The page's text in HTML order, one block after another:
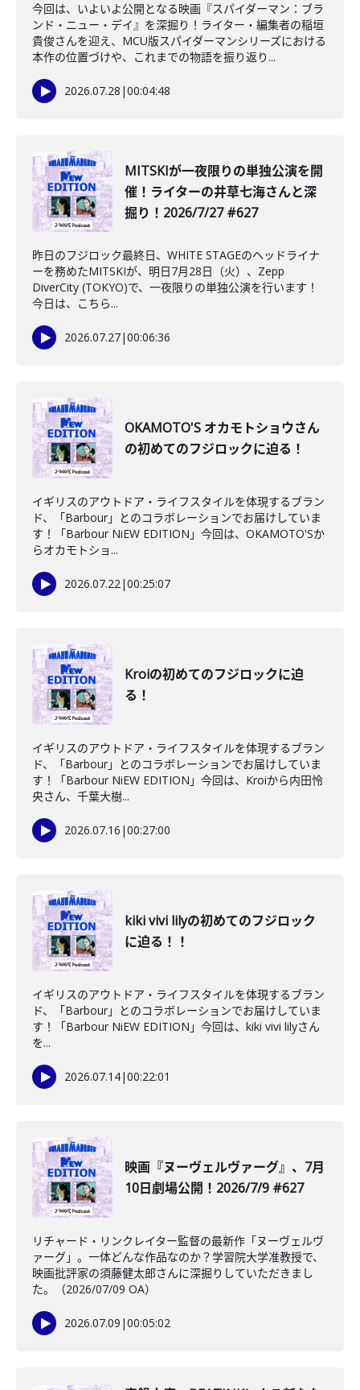
今回は、いよいよ公開となる映画『スパイダーマン：ブラ
ンド・ニュー・デイ』を深掘り！ライター・編集者の稲垣
貴俊さんを迎え、MCU版スパイダーマンシリーズにおける
本作の位置づけや、これまでの物語を振り返り...
2026.07.28 |00:04:48
MITSKIが一夜限りの単独公演を開
催！ライターの井草七海さんと深
掘り！2026/7/27 #627
昨日のフジロック最終日、WHITE STAGEのヘッドライナ
ーを務めたMITSKIが、明日7月28日（火）、Zepp
DiverCity (TOKYO)で、一夜限りの単独公演を行います！
今日は、こちら...
2026.07.27|00:06:36
OKAMOTO'S オカモトショウさん
の初めてのフジロックに迫る！
イギリスのアウトドア・ライフスタイルを体現するブラン
ド、「Barbour」とのコラボレーションでお届けしていま
す！「Barbour NiEW EDITION」今回は、OKAMOTO'Sか
らオカモトショ...
2026.07.22|00:25:07
Kroiの初めてのフジロックに迫
る！
イギリスのアウトドア・ライフスタイルを体現するブラン
ド、「Barbour」とのコラボレーションでお届けしていま
す！「Barbour NiEW EDITION」今回は、Kroiから内田怜
央さん、千葉大樹...
2026.07.16 |00:27:00
kiki vivi lilyの初めてのフジロック
に迫る！！
イギリスのアウトドア・ライフスタイルを体現するブラン
ド、「Barbour」とのコラボレーションでお届けしていま
す！「Barbour NiEW EDITION」今回は、kiki vivi lilyさん
を...
2026.07.14|00:22:01
映画『ヌーヴェルヴァーグ』、7月
10日劇場公開！2026/7/9 #627
リチャード・リンクレイター監督の最新作「ヌーヴェルヴ
ァーグ」。一体どんな作品なのか？学習院大学准教授で、
映画批評家の須藤健太郎さんに深掘りしていただきまし
た。（2026/07/09 OA）
2026.07.09 |00:05:02